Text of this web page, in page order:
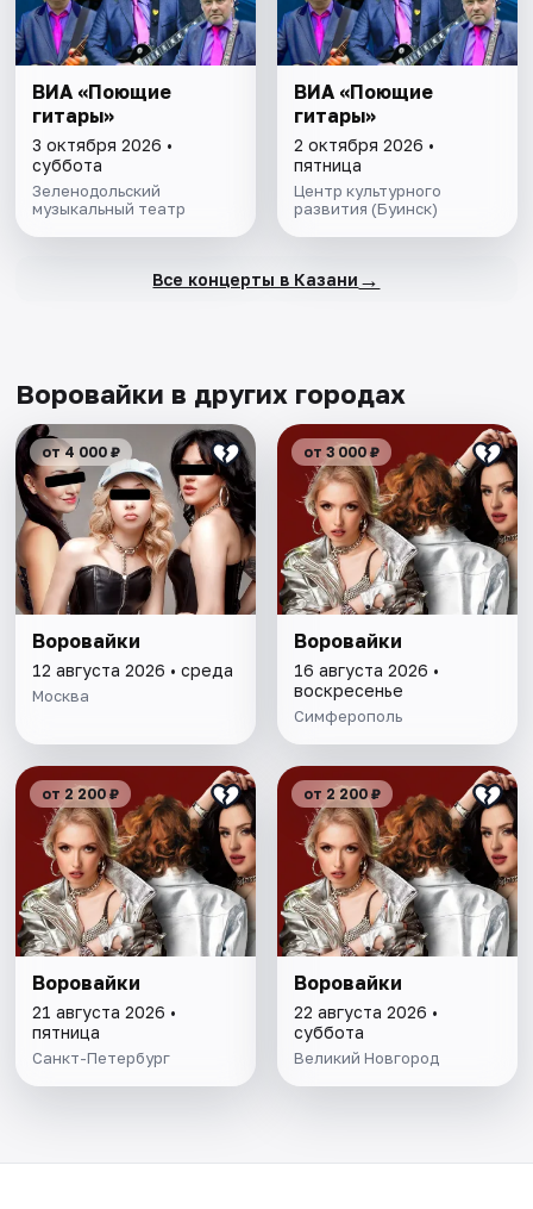
ВИА «Поющие
гитары»
3 октября 2026 •
суббота
Зеленодольский
музыкальный театр
ВИА «Поющие
гитары»
2 октября 2026 •
пятница
Центр культурного
развития (Буинск)
Все концерты в Казани →
Воровайки в других городах
от 4 000 ₽
Воровайки
12 августа 2026 • среда
Москва
от 3 000 ₽
Воровайки
16 августа 2026 •
воскресенье
Симферополь
от 2 200 ₽
Воровайки
21 августа 2026 •
пятница
Санкт-Петербург
от 2 200 ₽
Воровайки
22 августа 2026 •
суббота
Великий Новгород